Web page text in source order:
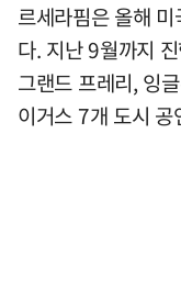
르세라핌은 올해
다. 지난 9월까지
그랜드 프레리, 잉
이거스 7개 도시 공